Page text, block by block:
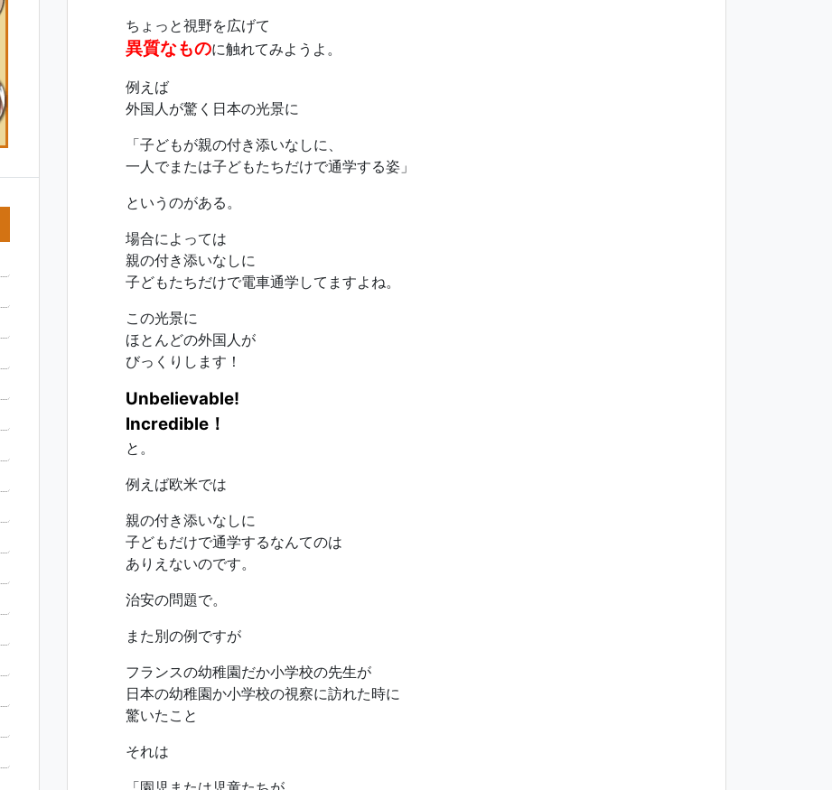
ちょっと視野を広げて
異質なものに触れてみようよ。
例えば
外国人が驚く日本の光景に
「子どもが親の付き添いなしに、
一人でまたは子どもたちだけで通学する姿」
というのがある。
場合によっては
親の付き添いなしに
子どもたちだけで電車通学してますよね。
この光景に
ほとんどの外国人が
びっくりします！
Unbelievable!
Incredible！
と。
例えば欧米では
親の付き添いなしに
子どもだけで通学するなんてのは
ありえないのです。
治安の問題で。
また別の例ですが
フランスの幼稚園だか小学校の先生が
日本の幼稚園か小学校の視察に訪れた時に
驚いたこと
それは